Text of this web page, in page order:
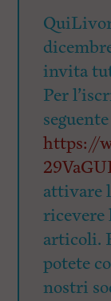
invita
Per
https://
attivare
articoli.
potete
nostri